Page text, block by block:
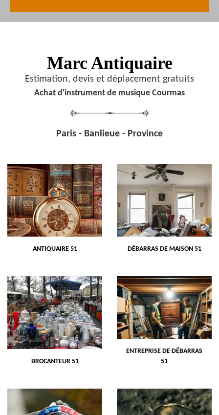
Marc Antiquaire
Estimation, devis et déplacement gratuits
Achat d'instrument de musique Courmas
Paris - Banlieue - Province
ANTIQUAIRE 51 DÉBARRAS DE MAISON 51
BROCANTEUR 51
ENTREPRISE DE DÉBARRAS
51